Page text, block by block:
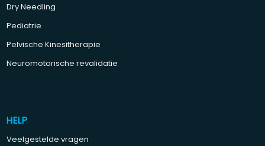
Dry Needling
Pediatrie
Pelvische Kinesitherapie
Neuromotorische revalidatie
HELP
Veelgestelde vragen